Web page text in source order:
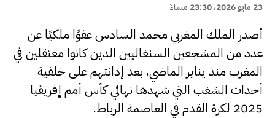
23 مايو 2026، 23:30 مساءً
أصدر الملك المغربي محمد السادس عفوًا ملكيًا عن
عدد من المشجعين السنغاليين الذين كانوا معتقلين في
المغرب منذ يناير الماضي، بعد إدانتهم على خلفية
أحداث الشغب التي شهدها نهائي كأس أمم إفريقيا
2025 لكرة القدم في العاصمة الرباط.